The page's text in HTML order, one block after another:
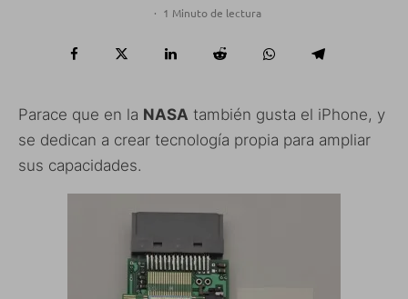
· 1 Minuto de lectura
Parace que en la NASA también gusta el iPhone, y
se dedican a crear tecnología propia para ampliar
sus capacidades.